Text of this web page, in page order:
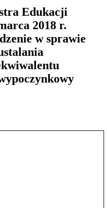
Edukacji
2018 r.
w sprawie